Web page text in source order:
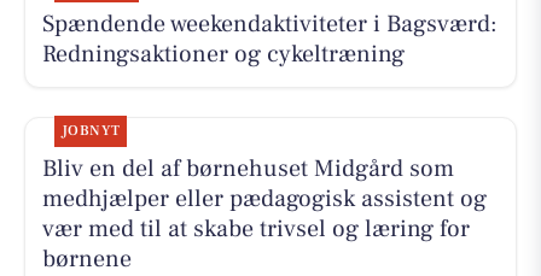
Spændende weekendaktiviteter i Bagsværd:
Redningsaktioner og cykeltræning
JOBNYT
Bliv en del af børnehuset Midgård som
medhjælper eller pædagogisk assistent og
vær med til at skabe trivsel og læring for
børnene